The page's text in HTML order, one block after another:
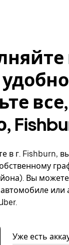
в г. Fishburn,
Вы
или
Уже есть